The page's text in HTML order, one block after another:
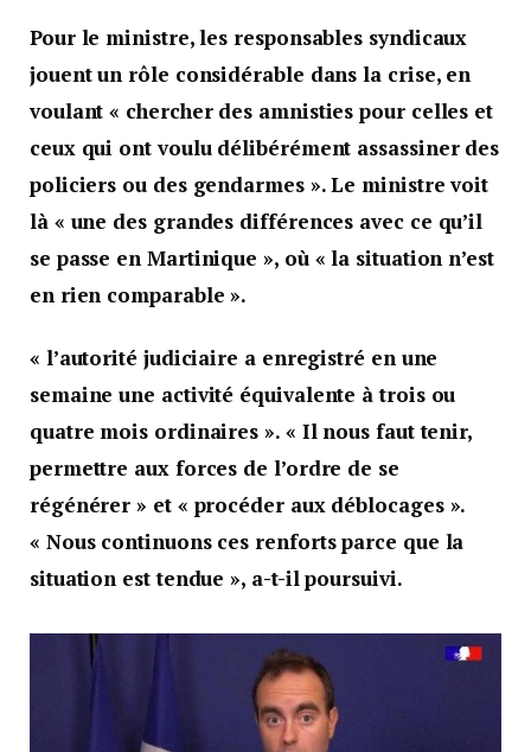
Pour le ministre, les responsables syndicaux
jouent un rôle considérable dans la crise, en
voulant « chercher des amnisties pour celles et
ceux qui ont voulu délibérément assassiner des
policiers ou des gendarmes ». Le ministre voit
là « une des grandes différences avec ce qu’il
se passe en Martinique », où « la situation n’est
en rien comparable ».
« l’autorité judiciaire a enregistré en une
semaine une activité équivalente à trois ou
quatre mois ordinaires ». « Il nous faut tenir,
permettre aux forces de l’ordre de se
régénérer » et « procéder aux déblocages ».
« Nous continuons ces renforts parce que la
situation est tendue », a-t-il poursuivi.